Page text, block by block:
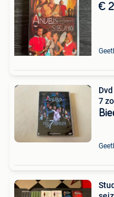
€
7